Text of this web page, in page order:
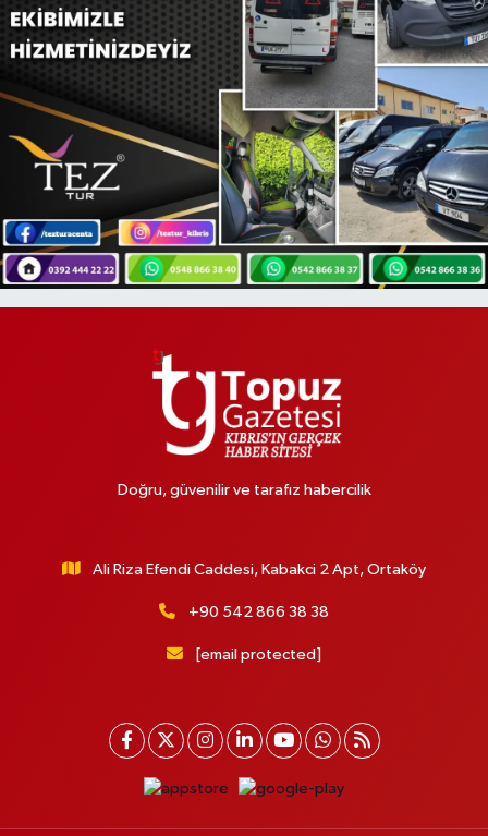
Doğru, güvenilir ve tarafız habercilik
Ali Riza Efendi Caddesi, Kabakci 2 Apt, Ortaköy
+90 542 866 38 38
[email protected]